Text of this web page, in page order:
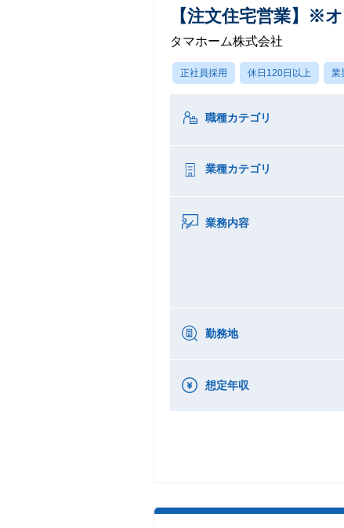
【注文住宅営業】※
タマホーム株式会社
正社員採用 休日120日以上 業
職種カテゴリ
業種カテゴリ
業務内容
勤務地
想定年収